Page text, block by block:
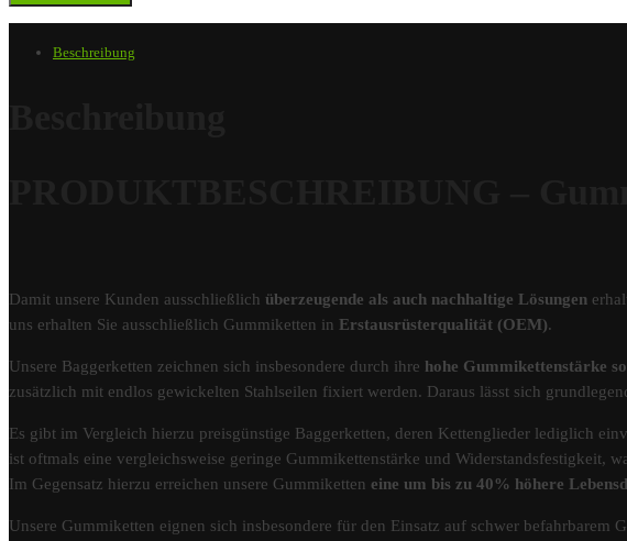
Beschreibung
Damit unsere Kunden ausschließlich überzeugende als auch nachhaltige Lösungen
uns erhalten Sie ausschließlich Gummiketten in Erstausrüsterqualität (OEM).
Unsere Baggerketten zeichnen sich insbesondere durch ihre hohe Gummikettenstärke
zusätzlich mit endlos gewickelten Stahlseilen fixiert werden. Daraus lässt sich
Es gibt im Vergleich hierzu preisgünstige Baggerketten, deren Kettenglieder lediglich
ist oftmals eine vergleichsweise geringe Gummikettenstärke und Widerstandsfestigkeit,
Im Gegensatz hierzu erreichen unsere Gummiketten eine um bis zu 40% höhere
Unsere Gummiketten eignen sich insbesondere für den Einsatz auf schwer